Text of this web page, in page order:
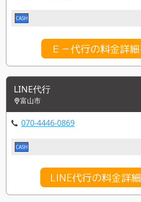
CASH
Ｅ－代行の料金詳
LINE代行
富山市
070-4446-0869
CASH
LINE代行の料金詳